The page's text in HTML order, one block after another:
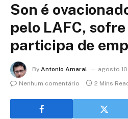
Son é
pelo LAFC,
participa de
By Antonio Amaral
agosto
Nenhum comentário
2 Mins